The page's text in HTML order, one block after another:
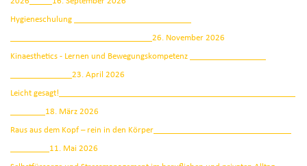
Hygieneschulung
26. November 2026
Kinaesthetics - Lernen und Bewegungskompetenz
23. April 2026
Leicht gesagt!
18. März 2026
Raus aus dem Kopf – rein in den Körper
11. Mai 2026